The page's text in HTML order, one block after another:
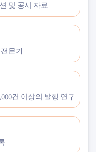
및 공시 자료
문가
건 이상의 발행 연구